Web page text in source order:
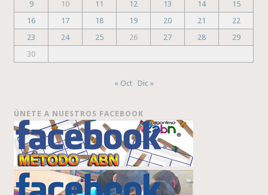
9
10 11 12 13 14
15
16
17 18 19 20 21
22
23
24 25 26 27 28
29
30
« Oct Dic »
ÚNETE A NUESTROS FACEBOOK